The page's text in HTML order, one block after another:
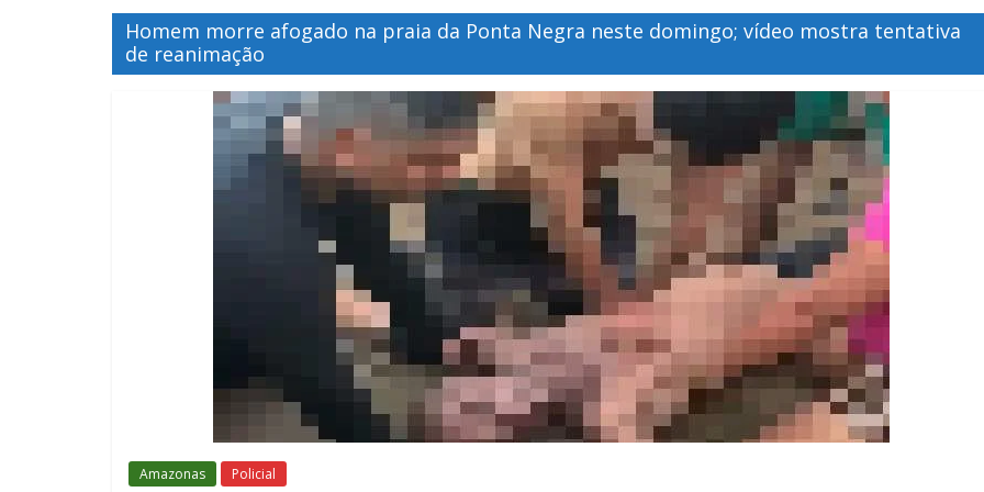
Homem morre afogado na praia da Ponta Negra neste domingo; vídeo mostra tentativa
de reanimação
Amazonas Policial